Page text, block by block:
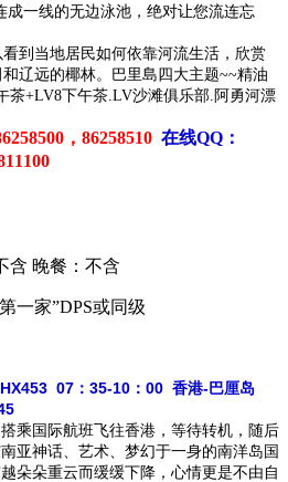
成一线的无边泳池，绝对让您流连忘
到当地居民如何依靠河流生活，欣赏
辽远的椰林。巴里島四大主题~~精油
茶+LV8下午茶.LV沙滩俱乐部.阿勇河漂
，86258510 在线QQ：
含 晚餐：不含
一家”DPS或同级
07：35-10：00 香港-巴厘岛
乘国际航班飞往香港，等待转机，随后
亚神话、艺术、梦幻于一身的南洋岛国
朵朵重云而缓缓下降，心情更是不由自